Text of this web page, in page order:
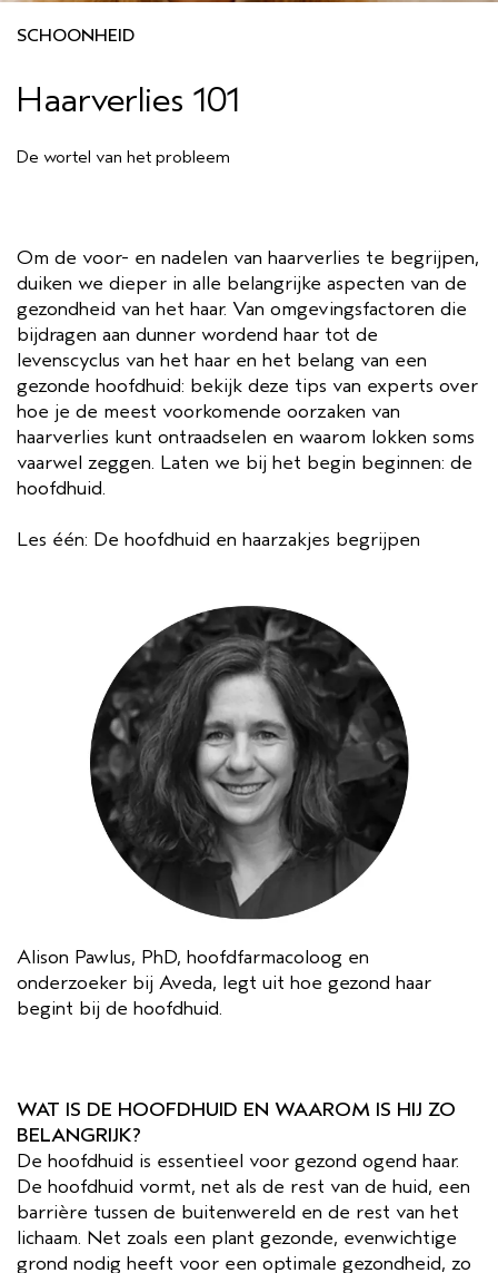
GEVOELIGE HOOFDHUID
PURE ABUNDANCE
ALLE COLLECTIES
SCHOONHEID
Haarverlies 101
De wortel van het probleem
Om de voor- en nadelen van haarverlies te begrijpen,
duiken we dieper in alle belangrijke aspecten van de
gezondheid van het haar. Van omgevingsfactoren die
bijdragen aan dunner wordend haar tot de
levenscyclus van het haar en het belang van een
gezonde hoofdhuid: bekijk deze tips van experts over
hoe je de meest voorkomende oorzaken van
haarverlies kunt ontraadselen en waarom lokken soms
vaarwel zeggen. Laten we bij het begin beginnen: de
hoofdhuid.
Les één: De hoofdhuid en haarzakjes begrijpen
Alison Pawlus, PhD, hoofdfarmacoloog en
onderzoeker bij Aveda, legt uit hoe gezond haar
begint bij de hoofdhuid.
WAT IS DE HOOFDHUID EN WAAROM IS HIJ ZO
BELANGRIJK?
De hoofdhuid is essentieel voor gezond ogend haar.
De hoofdhuid vormt, net als de rest van de huid, een
barrière tussen de buitenwereld en de rest van het
lichaam. Net zoals een plant gezonde, evenwichtige
grond nodig heeft voor een optimale gezondheid, zo